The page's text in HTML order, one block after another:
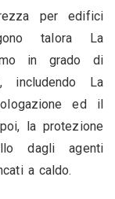
per edifici
talora La
in grado di
includendo La
ed il
la protezione
dagli agenti
a caldo.